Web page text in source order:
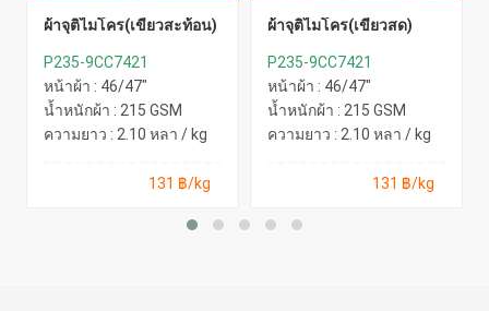
ผ้าจุติไมโคร(เขียวสะท้อน)
P235-9CC7421
หน้าผ้า : 46/47"
น้ำหนักผ้า : 215 GSM
ความยาว : 2.10 หลา / kg
131 ฿/kg
ผ้าจุติไมโคร(เขียวสด)
P235-9CC7421
หน้าผ้า : 46/47"
น้ำหนักผ้า : 215 GSM
ความยาว : 2.10 หลา / kg
131 ฿/kg